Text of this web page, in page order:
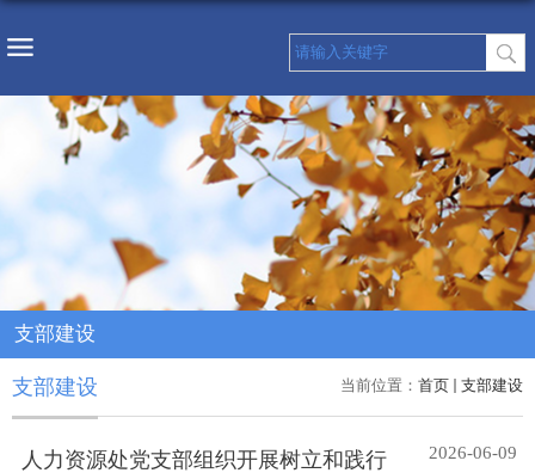
支部建设
当前位置： 首页 支部建设
支部建设
人力资源处党支部组织开展树立和践行
2026-06-09